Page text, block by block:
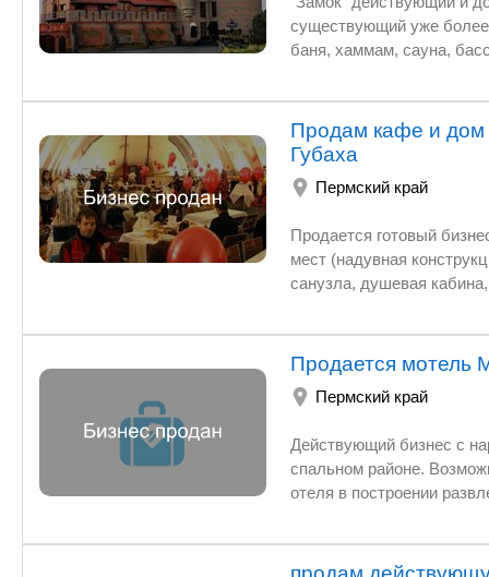
существующий уже более
баня, хаммам, сауна,
Продам кафе и дом
Губаха
Пермский край
Продается готовый
мест (надувная
санузла, душевая кабина,
квартиру, авто.
Продается мотель
Пермский край
Действующий бизнес с
спальном районе. Возможности расширения, достройки, партнерство с хозяином соседнего
отеля в построении развлекательных
отдельную стоимость -